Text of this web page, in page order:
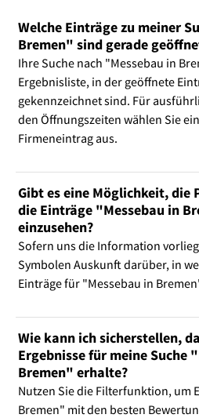
Welche Einträge zu meiner
Bremen" sind gerade
Ihre Suche nach "Messebau in
Ergebnisliste, in der geöffnete
gekennzeichnet sind. Für
den Öffnungszeiten wählen Sie
Firmeneintrag aus.
Gibt es eine Möglichkeit, die
die Einträge "Messebau in
einzusehen?
Sofern uns die Information
Symbolen Auskunft darüber, in
Einträge für "Messebau in
Wie kann ich sicherstellen,
Ergebnisse für meine Suche
Bremen" erhalte?
Nutzen Sie die Filterfunktion, um
Bremen" mit den besten